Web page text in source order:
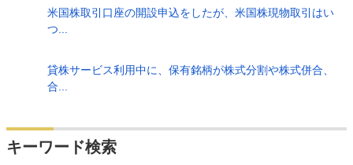
米国株取引口座の開設申込をしたが、米国株現物取引はい
つ...
貸株サービス利用中に、保有銘柄が株式分割や株式併合、
合...
キーワード検索